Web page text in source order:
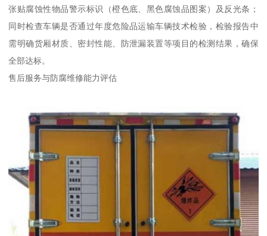
张贴腐蚀性物品警示标识（橙色底、黑色腐蚀品图案）及反光条；
同时检查车辆是否通过年度危险品运输车辆技术检验，检验报告中
需明确货厢材质、密封性能、防泄漏装置等项目的检测结果，确保
全部达标。​
售后服务与防腐维修能力评估​